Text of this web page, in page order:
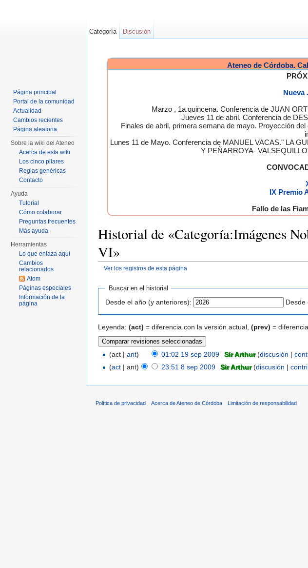
Ateneo de Córdoba.
Nueva
Marzo , 1a.quincena. Conferencia de JUAN
Jueves 11 de abril. Conferencia de
Finales de abril, primera semana de mayo. Proyección
Lunes 11 de Mayo. Conferencia de MANUEL VACAS." LA
Y PEÑARROYA-
IX Premio
Fallo de las
Historial de «Categoría:Imágenes
VI»
Ver los registros de esta página
Buscar en el historial
Desde el año (y anteriores): Desde
Leyenda: (act) = diferencia con la versión actual, (prev) =
(act |ant) 01:02 19 sep 2009 Sir Arthur (discusión |
(act | ant) 23:51 8 sep 2009 Sir Arthur (discusión |
Categoría Discusión
Página principal
Portal de la comunidad
Actualidad
Cambios recientes
Página aleatoria
Sobre la wiki del Ateneo
Acerca de esta wiki
Los cinco pilares
Reglas genéricas
Contacto
Ayuda
Tutorial
Cómo colaborar
Preguntas frecuentes
Más ayuda
Herramientas
Lo que enlaza aquí
Cambios
relacionados
Atom
Páginas especiales
Información de la
página
Política de privacidad Acerca de Ateneo de Córdoba Limitación de responsabilidad